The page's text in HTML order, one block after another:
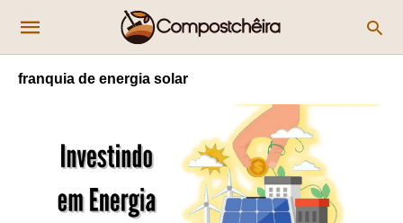
franquia de energia solar